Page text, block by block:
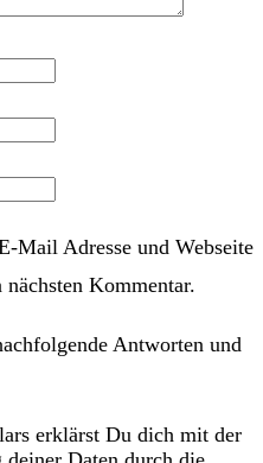
Mail Adresse und Webseite
Kommentar.
Antworten und
erklärst Du dich mit der